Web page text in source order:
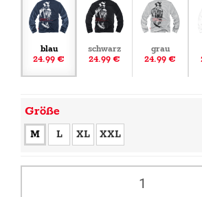
blau
24.99 €
schwarz
24.99 €
grau
24.99 €
Größe
M L XL XXL